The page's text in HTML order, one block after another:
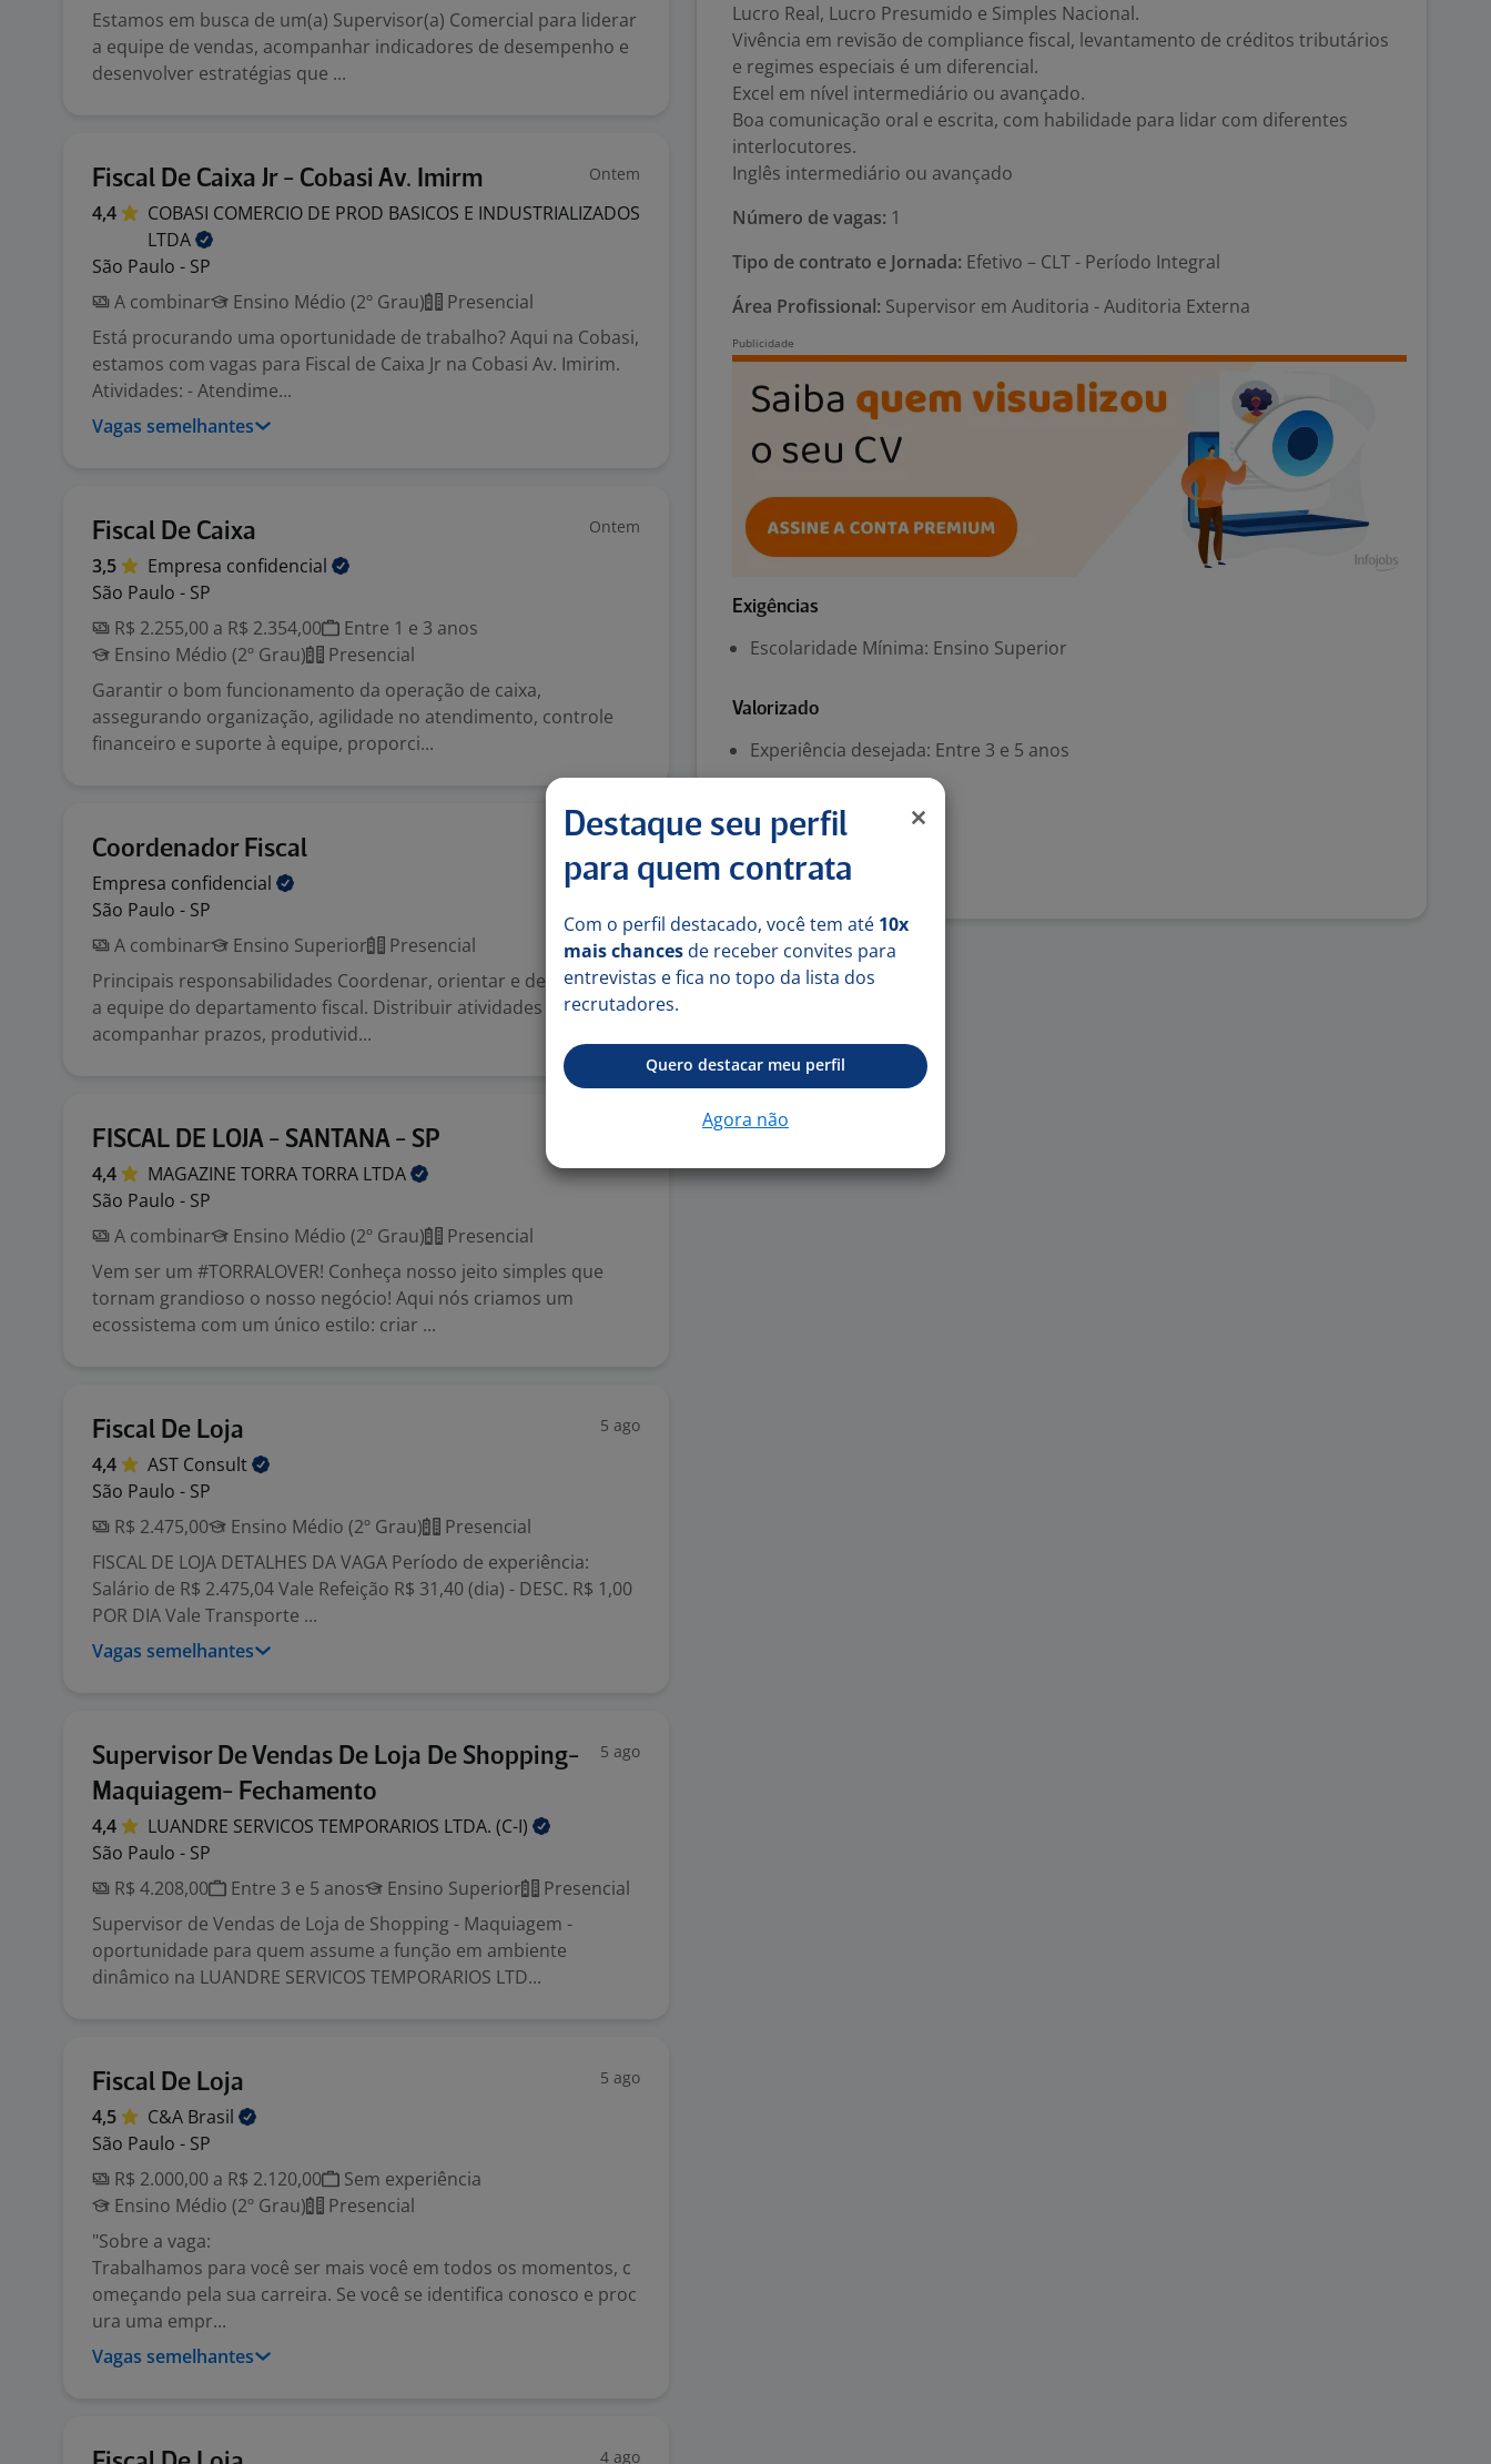
Estamos em busca de um(a) Supervisor(a) Comercial para liderar
a equipe de vendas, acompanhar indicadores de desempenho e
desenvolver estratégias que ...
Fiscal De Caixa Jr - Cobasi Av. Imirm Ontem
4,4
COBASI COMERCIO DE PROD BASICOS E INDUSTRIALIZADOS
LTDA
São Paulo - SP
A combinar
Ensino Médio (2º Grau)
Presencial
Está procurando uma oportunidade de trabalho? Aqui na Cobasi,
estamos com vagas para Fiscal de Caixa Jr na Cobasi Av. Imirim.
Atividades: - Atendime...
Vagas semelhantes
Fiscal De Caixa Ontem
3,5 Empresa confidencial
São Paulo - SP
R$ 2.255,00 a R$ 2.354,00
Entre 1 e 3 anos
Ensino Médio (2º Grau)
Presencial
Garantir o bom funcionamento da operação de caixa,
assegurando organização, agilidade no atendimento, controle
financeiro e suporte à equipe, proporci...
Coordenador Fiscal
Empresa confidencial
São Paulo - SP
A combinar
Ensino Superior
Presencial
Principais responsabilidades Coordenar, orientar e desenvolver
a equipe do departamento fiscal. Distribuir atividades e
acompanhar prazos, produtivid...
FISCAL DE LOJA - SANTANA - SP
4,4 MAGAZINE TORRA TORRA LTDA
São Paulo - SP
A combinar
Ensino Médio (2º Grau)
Presencial
Vem ser um #TORRALOVER! Conheça nosso jeito simples que
tornam grandioso o nosso negócio! Aqui nós criamos um
ecossistema com um único estilo: criar ...
Fiscal De Loja 5 ago
4,4 AST Consult
São Paulo - SP
R$ 2.475,00
Ensino Médio (2º Grau)
Presencial
FISCAL DE LOJA DETALHES DA VAGA Período de experiência:
Salário de R$ 2.475,04 Vale Refeição R$ 31,40 (dia) - DESC. R$ 1,00
POR DIA Vale Transporte ...
Vagas semelhantes
Supervisor De Vendas De Loja De Shopping-
Maquiagem- Fechamento
5 ago
4,4 LUANDRE SERVICOS TEMPORARIOS LTDA. (C-I)
São Paulo - SP
R$ 4.208,00
Entre 3 e 5 anos Ensino Superior
Presencial
Supervisor de Vendas de Loja de Shopping - Maquiagem -
oportunidade para quem assume a função em ambiente
dinâmico na LUANDRE SERVICOS TEMPORARIOS LTD...
Fiscal De Loja 5 ago
4,5 C&A Brasil
São Paulo - SP
R$ 2.000,00 a R$ 2.120,00
Sem experiência
Ensino Médio (2º Grau)
Presencial
"Sobre a vaga:
Trabalhamos para você ser mais você em todos os momentos, c
omeçando pela sua carreira. Se você se identifica conosco e proc
ura uma empr...
Vagas semelhantes
4 ago
Lucro Real, Lucro Presumido e Simples Nacional.
Vivência em revisão de compliance fiscal, levantamento de créditos tributários
e regimes especiais é um diferencial.
Excel em nível intermediário ou avançado.
Boa comunicação oral e escrita, com habilidade para lidar com diferentes
interlocutores.
Inglês intermediário ou avançado
Número de vagas: 1
Tipo de contrato e Jornada: Efetivo – CLT - Período Integral
Área Profissional: Supervisor em Auditoria - Auditoria Externa
Exigências
Escolaridade Mínima: Ensino Superior
Valorizado
Experiência desejada: Entre 3 e 5 anos
Inglês (Avançado)
Denunciar vaga
Destaque seu perfil
para quem contrata
Com o perfil destacado, você tem até 10x
mais chances de receber convites para
entrevistas e fica no topo da lista dos
recrutadores.
Quero destacar meu perfil
Agora não